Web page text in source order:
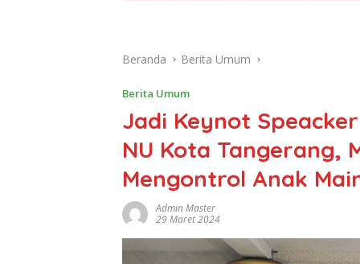
Beranda Berita Umum
Berita Umum
Jadi Keynot
NU Kota Tangerang,
Mengontrol Anak
Admin Master
29 Maret 2024